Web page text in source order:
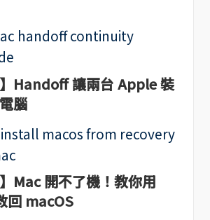
】Handoff 讓兩台 Apple 裝
腦
】Mac 開不了機！教你用
回 macOS